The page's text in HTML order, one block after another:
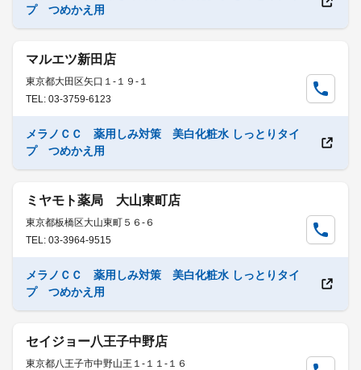
プ つめかえ用
マルエツ新田店
東京都大田区矢口１-１９-１
TEL: 03-3759-6123
メラノＣＣ 薬用しみ対策 美白化粧水 しっとりタイ
プ つめかえ用
ミヤモト薬局 大山東町店
東京都板橋区大山東町５６-６
TEL: 03-3964-9515
メラノＣＣ 薬用しみ対策 美白化粧水 しっとりタイ
プ つめかえ用
セイジョー八王子中野店
東京都八王子市中野山王１-１１-１６